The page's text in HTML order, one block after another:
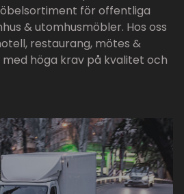
för offentliga
& utomhusmöbler. Hos oss
restaurang, mötes &
höga krav på kvalitet och